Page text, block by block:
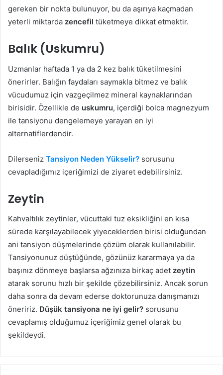
gereken bir nokta bulunuyor, bu da aşırıya kaçmadan
yeterli miktarda zencefil tüketmeye dikkat etmektir.
Balık (Uskumru)
Uzmanlar haftada 1 ya da 2 kez balık tüketilmesini
önerirler. Balığın faydaları saymakla bitmez ve balık
vücudumuz için vazgeçilmez mineral kaynaklarından
birisidir. Özellikle de uskumru, içerdiği bolca magnezyum
ile tansiyonu dengelemeye yarayan en iyi
alternatiflerdendir.
Dilerseniz Tansiyon Neden Yükselir? sorusunu
cevapladığımız içeriğimizi de ziyaret edebilirsiniz.
Zeytin
Kahvaltılık zeytinler, vücuttaki tuz eksikliğini en kısa
sürede karşılayabilecek yiyeceklerden birisi olduğundan
ani tansiyon düşmelerinde çözüm olarak kullanılabilir.
Tansiyonunuz düştüğünde, gözünüz kararmaya ya da
başınız dönmeye başlarsa ağzınıza birkaç adet zeytin
atarak sorunu hızlı bir şekilde çözebilirsiniz. Ancak sorun
daha sonra da devam ederse doktorunuza danışmanızı
öneririz. Düşük tansiyona ne iyi gelir? sorusunu
cevaplamış olduğumuz içeriğimiz genel olarak bu
şekildeydi.